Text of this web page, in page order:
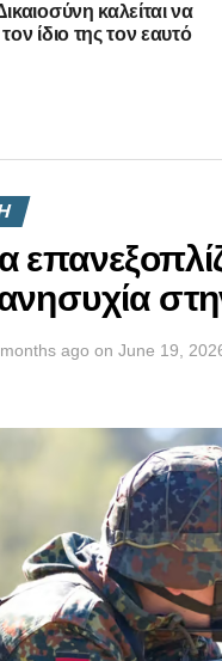
καλείται να
ίδιο της τον εαυτό
ago on June 19,